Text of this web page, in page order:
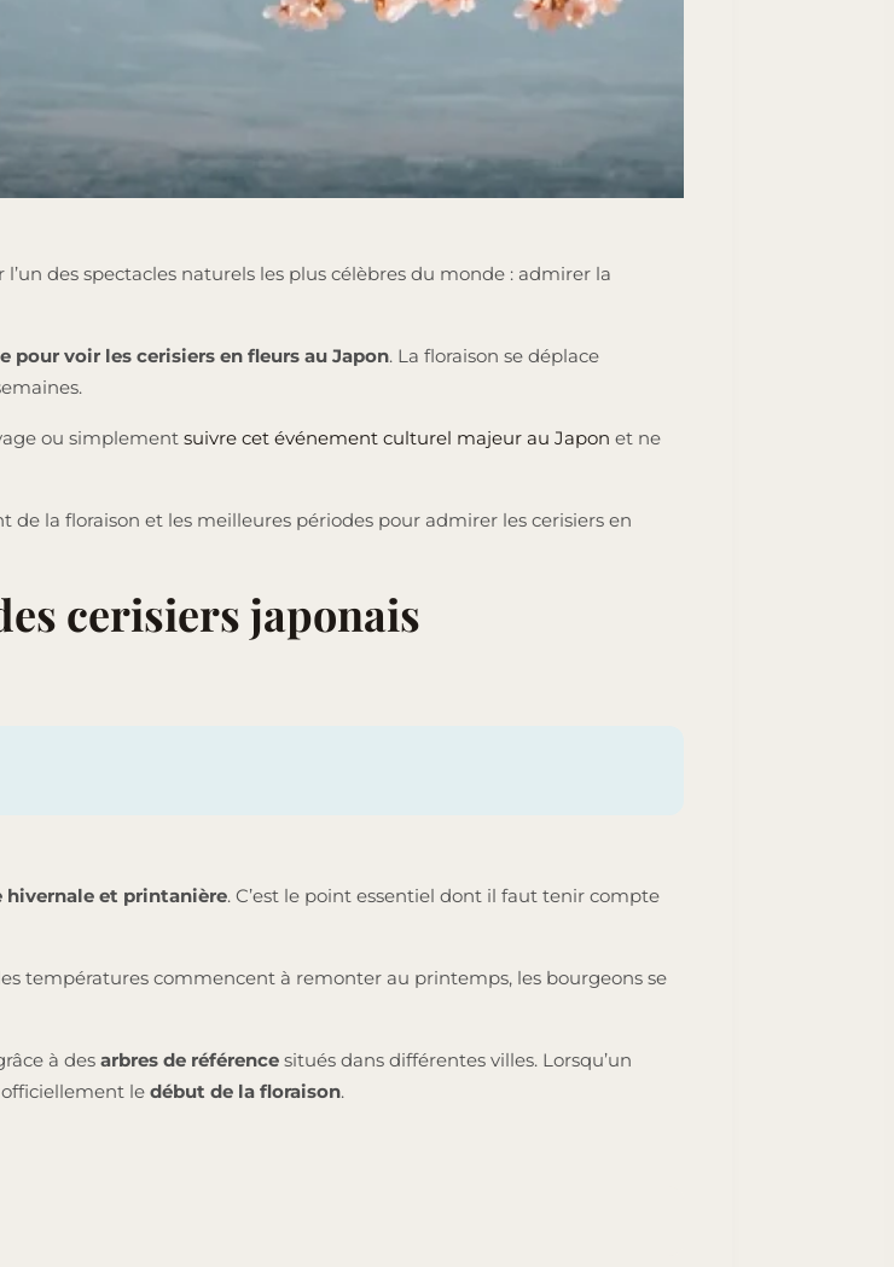
des spectacles naturels les plus célèbres du monde : admirer la
pour voir les cerisiers en fleurs au Japon. La floraison se déplace
ou simplement suivre cet événement culturel majeur au Japon et ne
de la floraison et les meilleures périodes pour admirer les cerisiers en
cerisiers japonais
hivernale et printanière. C’est le point essentiel dont il faut tenir compte
températures commencent à remonter au printemps, les bourgeons se
à des arbres de référence situés dans différentes villes. Lorsqu’un
le début de la floraison.